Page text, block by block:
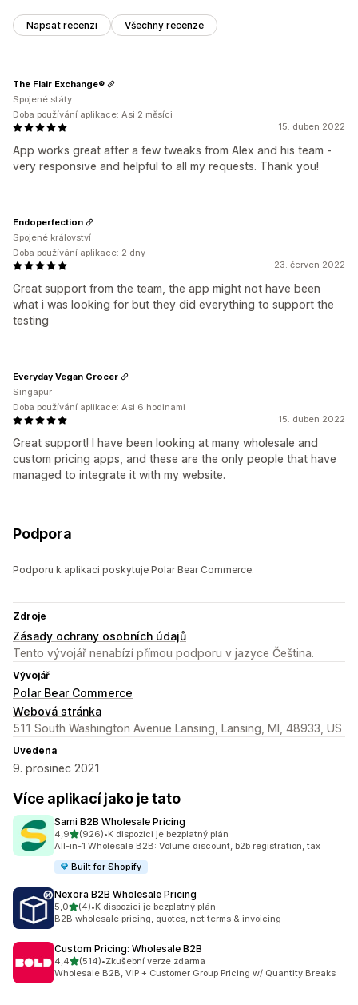
Napsat recenzi Všechny recenze
15. duben 2022
App works great after a few tweaks from Alex and his team -
very responsive and helpful to all my requests. Thank you!
The Flair Exchange®
Spojené státy
Doba používání aplikace: Asi 2 měsíci
23. červen 2022
Great support from the team, the app might not have been
what i was looking for but they did everything to support the
testing
Endoperfection
Spojené království
Doba používání aplikace: 2 dny
15. duben 2022
Great support! I have been looking at many wholesale and
custom pricing apps, and these are the only people that have
managed to integrate it with my website.
Everyday Vegan Grocer
Singapur
Doba používání aplikace: Asi 6 hodinami
Podpora
Podporu k aplikaci poskytuje Polar Bear Commerce.
Zdroje
Zásady ochrany osobních údajů
Tento vývojář nenabízí přímou podporu v jazyce Čeština.
Vývojář
Polar Bear Commerce
Webová stránka
511 South Washington Avenue Lansing, Lansing, MI, 48933, US
Uvedena
9. prosinec 2021
Více aplikací jako je tato
Sami B2B Wholesale Pricing
4,9z 5 hvězd
(926)
Celkový počet recenzí: 926
•K dispozici je bezplatný plán
All-in-1 Wholesale B2B: Volume discount, b2b registration, tax
Built for Shopify
Nexora B2B Wholesale Pricing
5,0z 5 hvězd
(4)
Celkový počet recenzí: 4
•K dispozici je bezplatný plán
B2B wholesale pricing, quotes, net terms & invoicing
Custom Pricing: Wholesale B2B
4,4z 5 hvězd
(514)
Celkový počet recenzí: 514
•Zkušební verze zdarma
Wholesale B2B, VIP + Customer Group Pricing w/ Quantity Breaks